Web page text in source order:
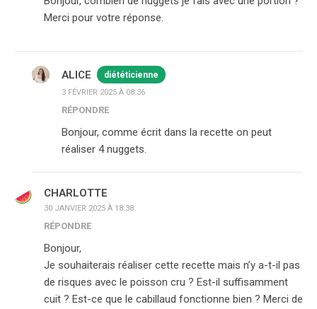
Merci pour votre réponse.
ALICE diététicienne
3 FÉVRIER 2025 À 08:36
RÉPONDRE
Bonjour, comme écrit dans la recette on peut
réaliser 4 nuggets.
CHARLOTTE
30 JANVIER 2025 À 18:38
RÉPONDRE
Bonjour,
Je souhaiterais réaliser cette recette mais n’y a-t-il pas
de risques avec le poisson cru ? Est-il suffisamment
cuit ? Est-ce que le cabillaud fonctionne bien ? Merci de